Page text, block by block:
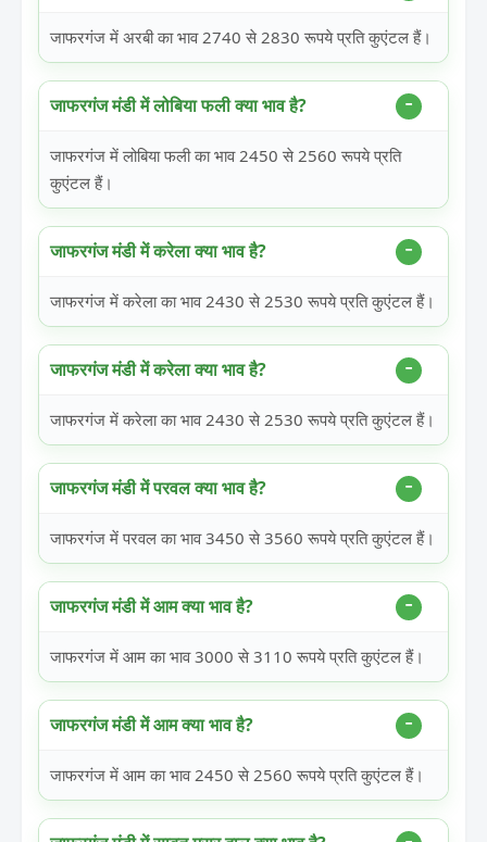
जाफरगंज में अरबी का भाव 2740 से 2830 रूपये प्रति कुएंटल हैं।
जाफरगंज मंडी में लोबिया फली क्या भाव है?
जाफरगंज में लोबिया फली का भाव 2450 से 2560 रूपये प्रति
कुएंटल हैं।
जाफरगंज मंडी में करेला क्या भाव है?
जाफरगंज में करेला का भाव 2430 से 2530 रूपये प्रति कुएंटल हैं।
जाफरगंज मंडी में करेला क्या भाव है?
जाफरगंज में करेला का भाव 2430 से 2530 रूपये प्रति कुएंटल हैं।
जाफरगंज मंडी में परवल क्या भाव है?
जाफरगंज में परवल का भाव 3450 से 3560 रूपये प्रति कुएंटल हैं।
जाफरगंज मंडी में आम क्या भाव है?
जाफरगंज में आम का भाव 3000 से 3110 रूपये प्रति कुएंटल हैं।
जाफरगंज मंडी में आम क्या भाव है?
जाफरगंज में आम का भाव 2450 से 2560 रूपये प्रति कुएंटल हैं।